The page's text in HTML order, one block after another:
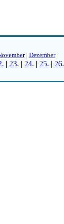
| Dezember
| 23. | 24. | 25. | 26.